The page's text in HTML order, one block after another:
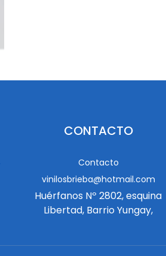
CONTACTO
Contacto
vinilosbrieba@hotmail.com
Huérfanos Nº 2802, esquina
Libertad, Barrio Yungay,